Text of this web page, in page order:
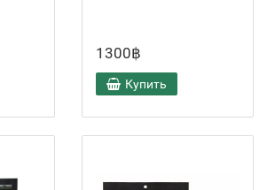
1300฿
Купить